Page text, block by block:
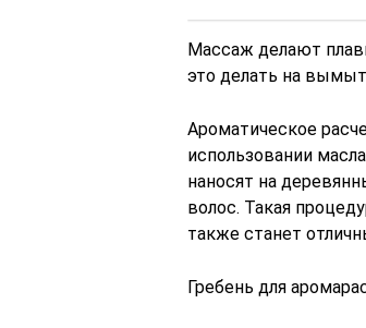
Массаж делают
это делать на
Ароматическое
использовании
наносят на
волос. Такая
также станет
Гребень для